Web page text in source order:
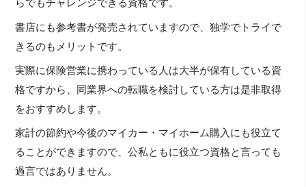
らでもチャレンジできる資格です。
書店にも参考書が発売されていますので、独学でトライで
きるのもメリットです。
実際に保険営業に携わっている人は大半が保有している資
格ですから、同業界への転職を検討している方は是非取得
をおすすめします。
家計の節約や今後のマイカー・マイホーム購入にも役立て
ることができますので、公私ともに役立つ資格と言っても
過言ではありません。